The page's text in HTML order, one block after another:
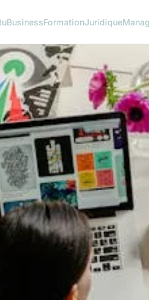
BusinessFormationJuridique